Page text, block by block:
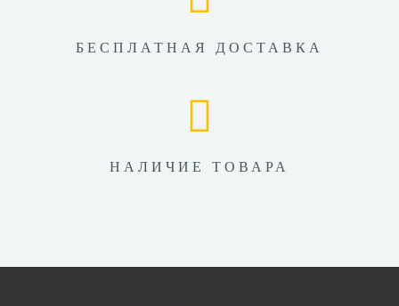
БЕСПЛАТНАЯ ДОСТАВКА
НАЛИЧИЕ ТОВАРА